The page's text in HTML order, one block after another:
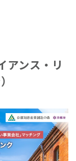
アンス・リ